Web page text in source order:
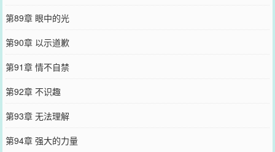
第89章 眼中的光
第90章 以示道歉
第91章 情不自禁
第92章 不识趣
第93章 无法理解
第94章 强大的力量